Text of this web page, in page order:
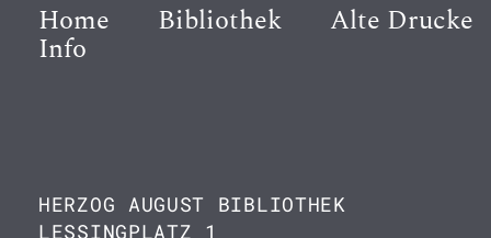
Home Bibliothek Alte Drucke
Info
HERZOG AUGUST BIBLIOTHEK
LESSINGPLATZ 1